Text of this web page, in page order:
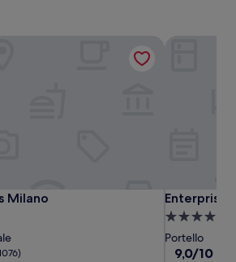
UNA
Hotels
Galles
Milano
Milano
Milano
Enterprise
Hotel
Enterprise
Enterprise
4.0 étoiles
Portello
9.0
9,0/10
Enterprise